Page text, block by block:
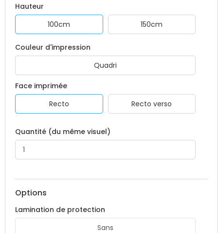
Hauteur
100cm
150cm
Couleur d'impression
Quadri
Face imprimée
Recto
Recto verso
Quantité (du même visuel)
Options
Lamination de protection
Sans